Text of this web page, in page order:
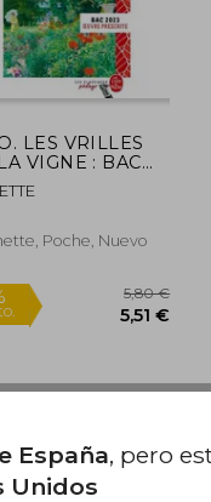
dcto.
LES VRILLES
VIGNE : BAC
OEUVRE
(en
Poche, Nuevo
España, pero
Unidos